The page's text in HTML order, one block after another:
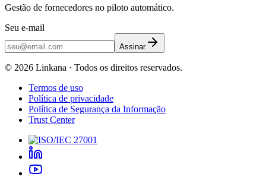
Gestão de fornecedores no piloto automático.
Seu e-mail
Assinar
© 2026 Linkana · Todos os direitos reservados.
Termos de uso
Política de privacidade
Política de Segurança da Informação
Trust Center